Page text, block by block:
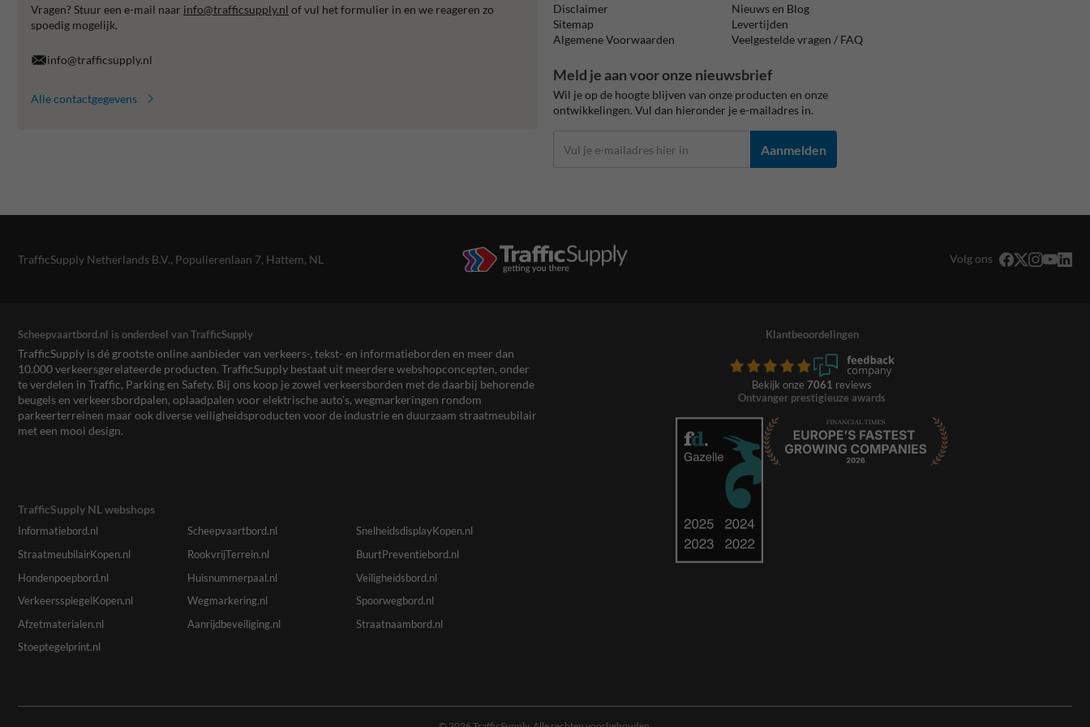
Vragen? Stuur een e-mail naar info@trafficsupply.nl of vul het formulier in en we reageren zo
spoedig mogelijk.
info@trafficsupply.nl
Alle contactgegevens
Disclaimer
Sitemap
Algemene Voorwaarden
Nieuws en Blog
Levertijden
Veelgestelde vragen / FAQ
Meld je aan voor onze nieuwsbrief
Wil je op de hoogte blijven van onze producten en onze
ontwikkelingen. Vul dan hieronder je e-mailadres in.
Aanmelden
TrafficSupply Netherlands B.V., Populierenlaan 7, Hattem, NL Volg ons
Scheepvaartbord.nl is onderdeel van TrafficSupply
TrafficSupply is dé grootste online aanbieder van verkeers-, tekst- en informatieborden en meer dan
10.000 verkeersgerelateerde producten. TrafficSupply bestaat uit meerdere webshopconcepten, onder
te verdelen in Traffic, Parking en Safety. Bij ons koop je zowel verkeersborden met de daarbij behorende
beugels en verkeersbordpalen, oplaadpalen voor elektrische auto’s, wegmarkeringen rondom
parkeerterreinen maar ook diverse veiligheidsproducten voor de industrie en duurzaam straatmeubilair
met een mooi design.
Klantbeoordelingen
Bekijk onze 7061 reviews
Ontvanger prestigieuze awards
TrafficSupply NL webshops
Informatiebord.nl Scheepvaartbord.nl
SnelheidsdisplayKopen.nl
StraatmeubilairKopen.nl
RookvrijTerrein.nl
BuurtPreventiebord.nl
Hondenpoepbord.nl
Huisnummerpaal.nl
Veiligheidsbord.nl
VerkeersspiegelKopen.nl
Wegmarkering.nl
Spoorwegbord.nl
Afzetmaterialen.nl
Aanrijdbeveiliging.nl
Straatnaambord.nl
Stoeptegelprint.nl